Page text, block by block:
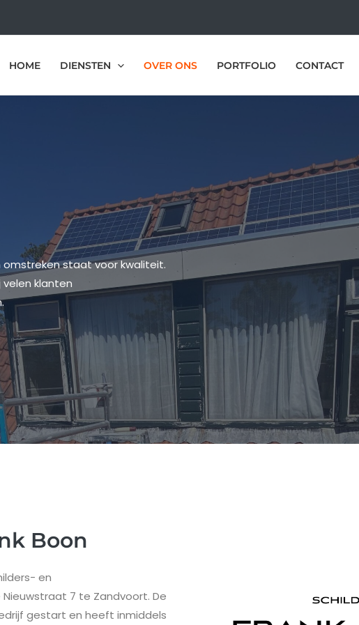
HOME DIENSTEN OVER ONS PORTFOLIO CONTACT
omstreken staat voor kwaliteit.
klanten
Boon
en
7 te Zandvoort. De
gestart en heeft inmiddels